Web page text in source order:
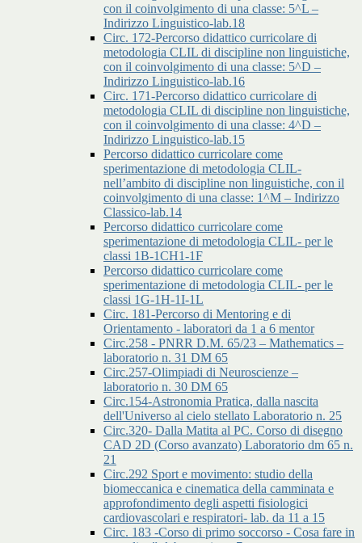
con il coinvolgimento di una classe: 5^L –
Indirizzo Linguistico-lab.18
Circ. 172-Percorso didattico curricolare di
metodologia CLIL di discipline non linguistiche,
con il coinvolgimento di una classe: 5^D –
Indirizzo Linguistico-lab.16
Circ. 171-Percorso didattico curricolare di
metodologia CLIL di discipline non linguistiche,
con il coinvolgimento di una classe: 4^D –
Indirizzo Linguistico-lab.15
Percorso didattico curricolare come
sperimentazione di metodologia CLIL-
nell’ambito di discipline non linguistiche, con il
coinvolgimento di una classe: 1^M – Indirizzo
Classico-lab.14
Percorso didattico curricolare come
sperimentazione di metodologia CLIL- per le
classi 1B-1CH1-1F
Percorso didattico curricolare come
sperimentazione di metodologia CLIL- per le
classi 1G-1H-1I-1L
Circ. 181-Percorso di Mentoring e di
Orientamento - laboratori da 1 a 6 mentor
Circ.258 - PNRR D.M. 65/23 – Mathematics –
laboratorio n. 31 DM 65
Circ.257-Olimpiadi di Neuroscienze –
laboratorio n. 30 DM 65
Circ.154-Astronomia Pratica, dalla nascita
dell'Universo al cielo stellato Laboratorio n. 25
Circ.320- Dalla Matita al PC. Corso di disegno
CAD 2D (Corso avanzato) Laboratorio dm 65 n.
21
Circ.292 Sport e movimento: studio della
biomeccanica e cinematica della camminata e
approfondimento degli aspetti fisiologici
cardiovascolari e respiratori- lab. da 11 a 15
Circ. 183 -Corso di primo soccorso - Cosa fare in